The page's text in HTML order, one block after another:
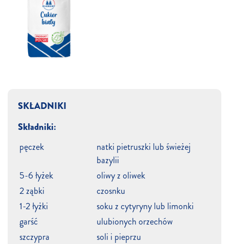
SKŁADNIKI
Składniki:
pęczek
natki pietruszki lub świeżej
bazylii
5-6 łyżek
oliwy z oliwek
2 ząbki
czosnku
1-2 łyżki
soku z cytyryny lub limonki
garść
ulubionych orzechów
szczypra
soli i pieprzu